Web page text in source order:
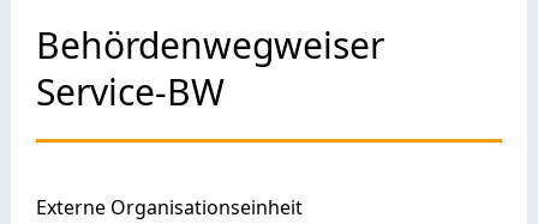
Behördenwegweiser
Service-BW
Externe Organisationseinheit